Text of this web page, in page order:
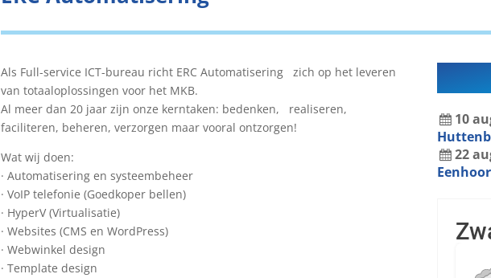
Als Full-service ICT-bureau richt ERC Automatisering zich op het leveren
van totaaloplossingen voor het MKB.
Al meer dan 20 jaar zijn onze kerntaken: bedenken, realiseren,
faciliteren, beheren, verzorgen maar vooral ontzorgen!
Wat wij doen:
· Automatisering en systeembeheer
· VoIP telefonie (Goedkoper bellen)
· HyperV (Virtualisatie)
· Websites (CMS en WordPress)
· Webwinkel design
· Template design
10
22